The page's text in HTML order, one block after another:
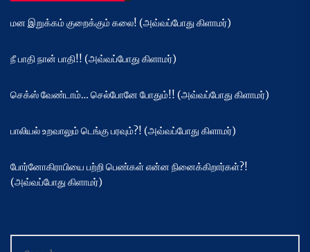
மன இறுக்கம் குறைக்கும் கலை! (அவ்வப்போது கிளாமர்)
நீ பாதி நான் பாதி!! (அவ்வப்போது கிளாமர்)
செக்ஸ் வேண்டாம்… செல்போனே போதும்!! (அவ்வப்போது கிளாமர்)
பாலியல் உறவாலும் டெங்கு பரவும்?! (அவ்வப்போது கிளாமர்)
போர்னோகிராபியை பற்றி பெண்கள் என்ன நினைக்கிறார்கள்?!
(அவ்வப்போது கிளாமர்)